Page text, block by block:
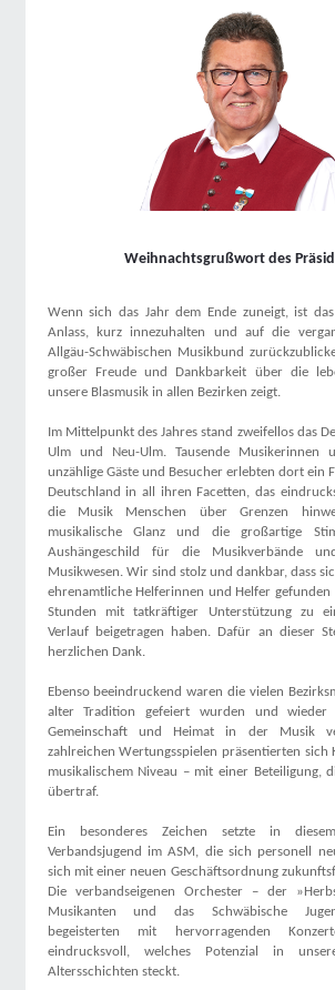
Weihnachtsgrußwort des
Wenn sich das Jahr dem Ende zuneigt, ist
Anlass, kurz innezuhalten und auf die
Allgäu-Schwäbischen Musikbund
großer Freude und Dankbarkeit über die
unsere Blasmusik in allen Bezirken zeigt.
Im Mittelpunkt des Jahres stand zweifellos das
Ulm und Neu-Ulm. Tausende Musikerinnen
unzählige Gäste und Besucher erlebten dort ein
Deutschland in all ihren Facetten, das
die Musik Menschen über Grenzen
musikalische Glanz und die großartige
Aushängeschild für die Musikverbände
Musikwesen. Wir sind stolz und dankbar, dass
ehrenamtliche Helferinnen und Helfer gefunden
Stunden mit tatkräftiger Unterstützung zu
Verlauf beigetragen haben. Dafür an dieser
herzlichen Dank.
Ebenso beeindruckend waren die vielen
alter Tradition gefeiert wurden und wieder
Gemeinschaft und Heimat in der Musik
zahlreichen Wertungsspielen präsentierten sich
musikalischem Niveau – mit einer Beteiligung,
übertraf.
Ein besonderes Zeichen setzte in
Verbandsjugend im ASM, die sich personell
sich mit einer neuen Geschäftsordnung
Die verbandseigenen Orchester – der
Musikanten und das Schwäbische
begeisterten mit hervorragenden
eindrucksvoll, welches Potenzial in
Altersschichten steckt.